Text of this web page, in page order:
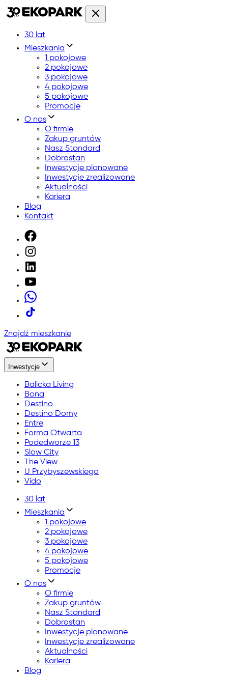
30 lat
Mieszkania
1 pokojowe
2 pokojowe
3 pokojowe
4 pokojowe
5 pokojowe
Promocje
O nas
O firmie
Zakup gruntów
Nasz Standard
Dobrostan
Inwestycje planowane
Inwestycje zrealizowane
Aktualności
Kariera
Blog
Kontakt
Znajdź mieszkanie
Inwestycje
Balicka Living
Bona
Destino
Destino Domy
Entre
Forma Otwarta
Podedworze 13
Slow City
The View
U Przybyszewskiego
Vido
30 lat
Mieszkania
1 pokojowe
2 pokojowe
3 pokojowe
4 pokojowe
5 pokojowe
Promocje
O nas
O firmie
Zakup gruntów
Nasz Standard
Dobrostan
Inwestycje planowane
Inwestycje zrealizowane
Aktualności
Kariera
Blog